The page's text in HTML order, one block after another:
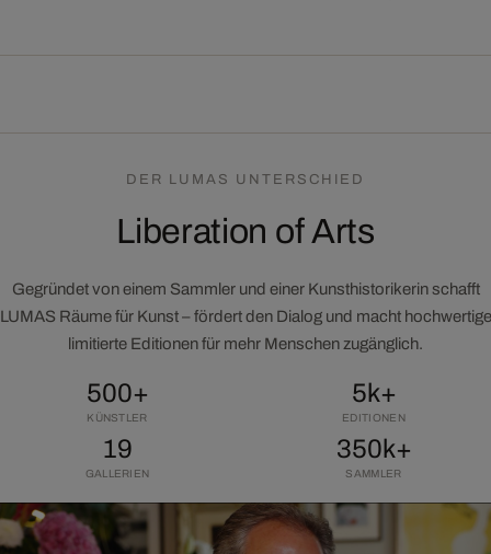
DER LUMAS UNTERSCHIED
Liberation of Arts
Gegründet von einem Sammler und einer Kunsthistorikerin schafft
LUMAS Räume für Kunst – fördert den Dialog und macht hochwertige
limitierte Editionen für mehr Menschen zugänglich.
500+
KÜNSTLER
5k+
EDITIONEN
19
GALLERIEN
350k+
SAMMLER